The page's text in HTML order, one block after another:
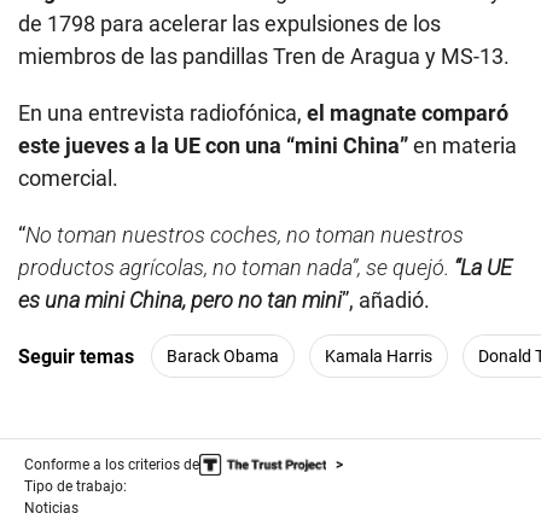
de 1798 para acelerar las expulsiones de los
miembros de las pandillas Tren de Aragua y MS-13.
En una entrevista radiofónica, el magnate comparó
este jueves a la UE con una “mini China”en materia
comercial.
“No toman nuestros coches, no toman nuestros
productos agrícolas, no toman nada”, se quejó. “La UE
es una mini China, pero no tan mini”, añadió.
Seguir temas Barack Obama Kamala Harris Donald
Conforme a los criterios de
Tipo de trabajo:
Noticias